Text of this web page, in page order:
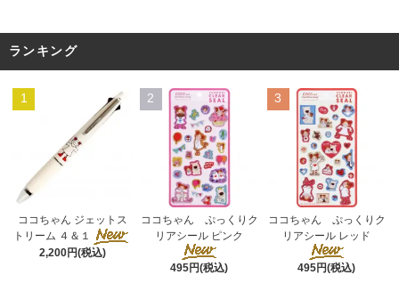
ランキング
1
ココちゃん ジェットス
トリーム ４＆１
2,200円(税込)
2
ココちゃん ぷっくりク
リアシール ピンク
495円(税込)
3
ココちゃん ぷっくりク
リアシール レッド
495円(税込)